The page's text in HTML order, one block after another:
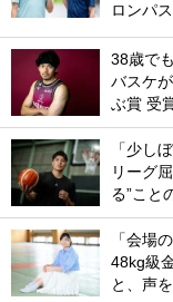
ロンパス
38歳で
バスケ
ぶ賞 受
「少し
リーグ
る”こと
「会場
48kg級
と、声